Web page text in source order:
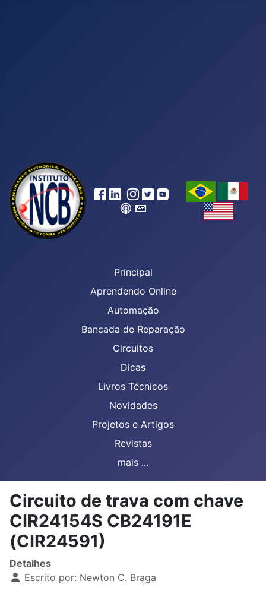
Principal
Aprendendo Online
Automação
Bancada de Reparação
Circuitos
Dicas
Livros Técnicos
Novidades
Projetos e Artigos
Revistas
mais ...
Circuito de trava com chave
CIR24154S CB24191E
(CIR24591)
Detalhes
Escrito por: Newton C. Braga